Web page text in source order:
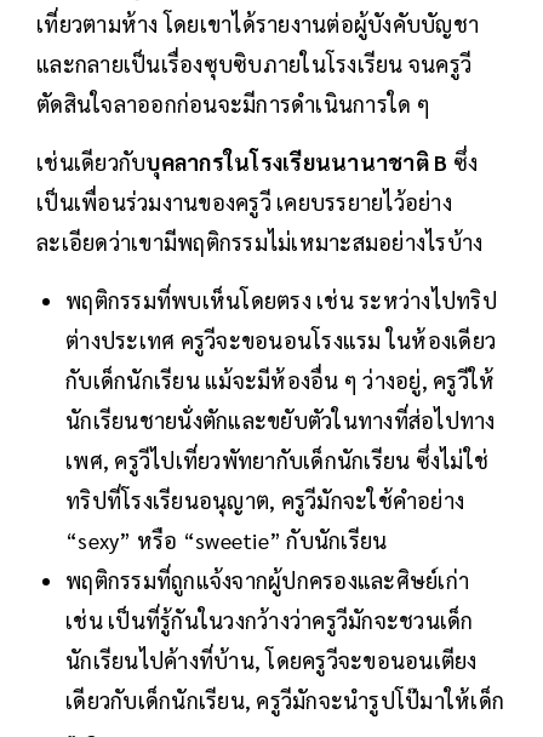
เที่ยวตามห้าง โดยเขาได้รายงานต่อผู้บังคับบัญชา
และกลายเป็นเรื่องซุบซิบภายในโรงเรียน จนครูวี
ตัดสินใจลาออกก่อนจะมีการดำเนินการใด ๆ
เช่นเดียวกับบุคลากรในโรงเรียนนานาชาติ B ซึ่ง
เป็นเพื่อนร่วมงานของครูวี เคยบรรยายไว้อย่าง
ละเอียดว่าเขามีพฤติกรรมไม่เหมาะสมอย่างไรบ้าง
พฤติกรรมที่พบเห็นโดยตรง เช่น ระหว่างไปทริป
ต่างประเทศ ครูวีจะขอนอนโรงแรม ในห้องเดียว
กับเด็กนักเรียน แม้จะมีห้องอื่น ๆ ว่างอยู่, ครูวีให้
นักเรียนชายนั่งตักและขยับตัวในทางที่ส่อไปทาง
เพศ, ครูวีไปเที่ยวพัทยากับเด็กนักเรียน ซึ่งไม่ใช่
ทริปที่โรงเรียนอนุญาต, ครูวีมักจะใช้คำอย่าง
“sexy” หรือ “sweetie” กับนักเรียน
พฤติกรรมที่ถูกแจ้งจากผู้ปกครองและศิษย์เก่า
เช่น เป็นที่รู้กันในวงกว้างว่าครูวีมักจะชวนเด็ก
นักเรียนไปค้างที่บ้าน, โดยครูวีจะขอนอนเตียง
เดียวกับเด็กนักเรียน, ครูวีมักจะนำรูปโป๊มาให้เด็ก